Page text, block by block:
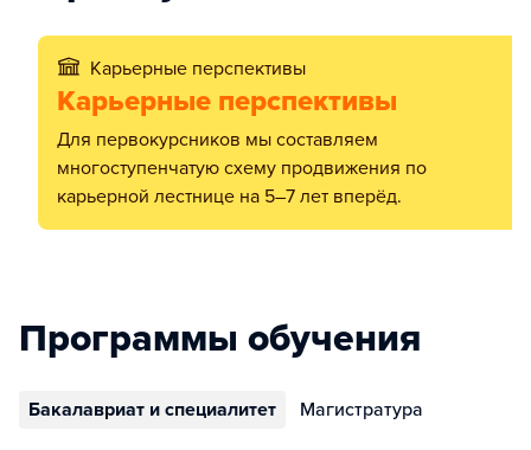
Карьерные перспективы
Карьерные перспективы
Для первокурсников мы составляем
многоступенчатую схему продвижения по
карьерной лестнице на 5–7 лет вперёд.
Программы обучения
Бакалавриат и специалитет Магистратура